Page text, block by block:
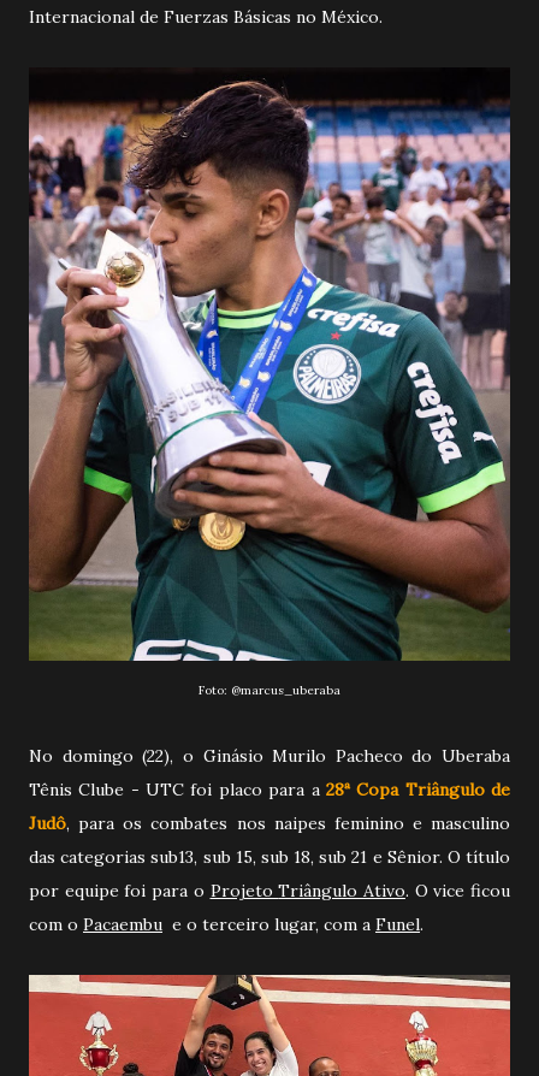
Internacional de Fuerzas Básicas no México.
Foto: @marcus_uberaba
No domingo (22), o Ginásio Murilo Pacheco do Uberaba
Tênis Clube - UTC foi placo para a 28ª Copa Triângulo de
Judô, para os combates nos naipes feminino e masculino
das categorias sub13, sub 15, sub 18, sub 21 e Sênior. O título
por equipe foi para o ProjetoTriângulo Ativo. O vice ficou
com o Pacaembu e o terceiro lugar, com a Funel.